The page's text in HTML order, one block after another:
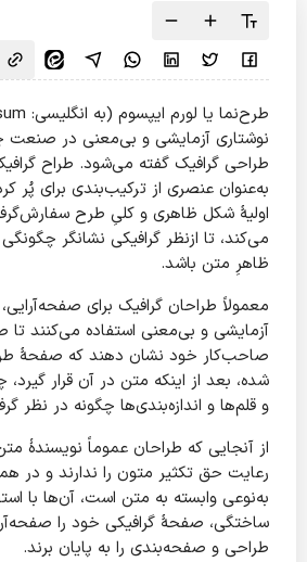
نوشتاری آزمایشی و بی‌معنی در صنعت
طراحی گرافیک گفته می‌شود. طراح
به‌عنوان عنصری از ترکیب‌بندی برای پُر
اولیهٔ شکل ظاهری و کلیِ طرح
می‌کند، تا ازنظر گرافیکی نشانگر
ظاهرِ متن باشد.
معمولاً طراحان گرافیک برای
آزمایشی و بی‌معنی استفاده می‌کنند تا
صاحب‌کار خود نشان دهند که صفحهٔ
شده، بعد از اینکه متن در آن قرار
و قلم‌ها و اندازه‌بندی‌ها چگونه در نظر
از آنجایی که طراحان عموماً نویسندهٔ
رعایت حق تکثیر متون را ندارند و در
به‌نوعی وابسته به متن است، آن‌ها با
ساختگی، صفحهٔ گرافیکی خود را
طراحی و صفحه‌بندی را به پایان برند.